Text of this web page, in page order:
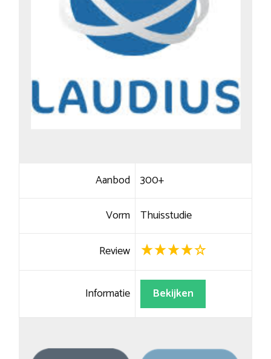
Aanbod 300+
Vorm Thuisstudie
Review
Informatie Bekijken